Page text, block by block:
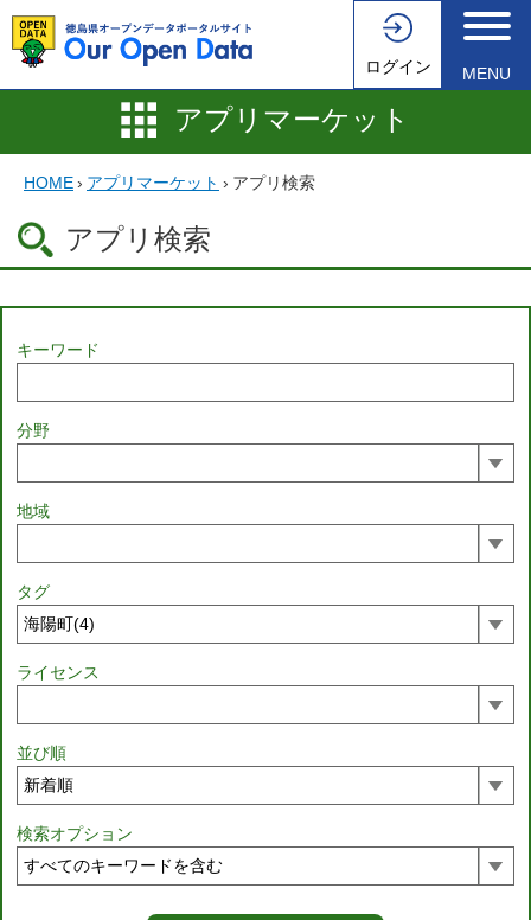
ログイン MENU
アプリマーケット
HOME› アプリマーケット › アプリ検索
アプリ検索
キーワード
分野
地域
タグ
ライセンス
並び順
検索オプション